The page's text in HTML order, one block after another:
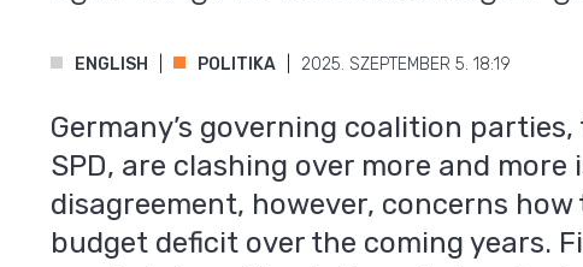
ENGLISH POLITIKA 2025. SZEPTEMBER 5. 18:19
Germany’s governing coalition
SPD, are clashing over more and more
disagreement, however, concerns
budget deficit over the coming years.